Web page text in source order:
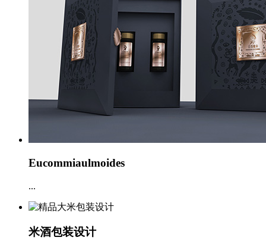
Eucommiaulmoides
...
米酒包装设计